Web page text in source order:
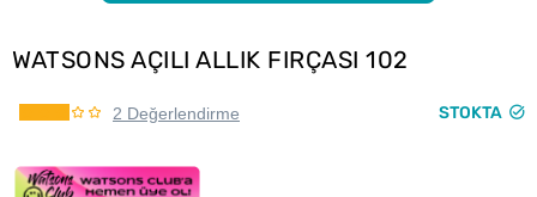
WATSONS AÇILI ALLIK FIRÇASI 102
2 Değerlendirme STOKTA